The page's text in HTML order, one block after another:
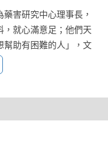
害研究中心理事長，
，就心滿意足；他們天
幫助有困難的人」，文
」，一下探討「營
人內心都懷抱著無聊
對法則」，正視人類的
的真正原因並尋求解